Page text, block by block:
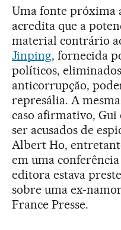
Uma fonte próxima
acredita que a
material contrário
Jinping, fornecida
políticos,
anticorrupção,
represália. A
caso afirmativo, Gui
ser acusados de
Albert Ho,
em uma
editora estava
sobre uma ex-
France Presse.